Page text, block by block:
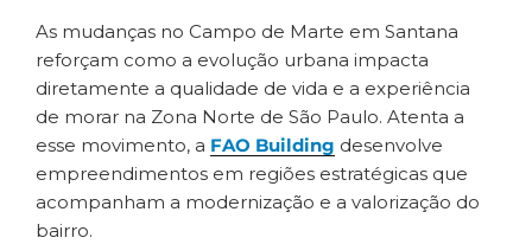
As mudanças no Campo de Marte em Santana
reforçam como a evolução urbana impacta
diretamente a qualidade de vida e a experiência
de morar na Zona Norte de São Paulo. Atenta a
esse movimento, a FAO Building desenvolve
empreendimentos em regiões estratégicas que
acompanham a modernização e a valorização do
bairro.